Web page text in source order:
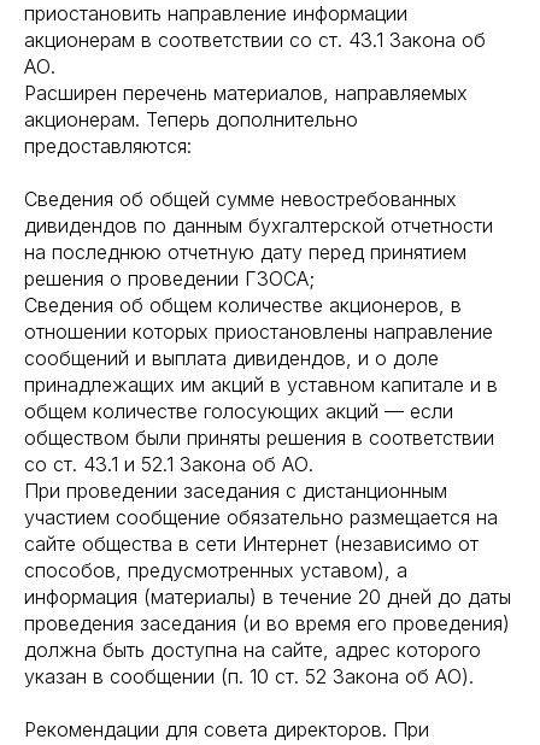
приостановить направление информации
акционерам в соответствии со ст. 43.1 Закона об
АО.
Расширен перечень материалов, направляемых
акционерам. Теперь дополнительно
предоставляются:
Сведения об общей сумме невостребованных
дивидендов по данным бухгалтерской отчетности
на последнюю отчетную дату перед принятием
решения о проведении ГЗОСА;
Сведения об общем количестве акционеров, в
отношении которых приостановлены направление
сообщений и выплата дивидендов, и о доле
принадлежащих им акций в уставном капитале и в
общем количестве голосующих акций — если
обществом были приняты решения в соответствии
со ст. 43.1 и 52.1 Закона об АО.
При проведении заседания с дистанционным
участием сообщение обязательно размещается на
сайте общества в сети Интернет (независимо от
способов, предусмотренных уставом), а
информация (материалы) в течение 20 дней до даты
проведения заседания (и во время его проведения)
должна быть доступна на сайте, адрес которого
указан в сообщении (п. 10 ст. 52 Закона об АО).
Рекомендации для совета директоров. При